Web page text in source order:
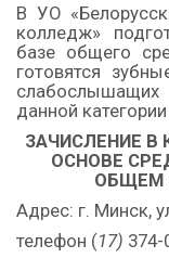
В УО
колледж»
базе общего
готовятся
данной
ЗАЧИСЛЕНИЕ
ОСНОВЕ
ОБЩЕМ
Адрес: г. Минск,
телефон (17) 374-